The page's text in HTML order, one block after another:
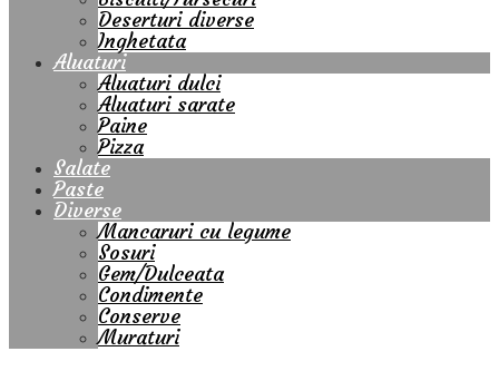
Deserturi diverse
Inghetata
Aluaturi
Aluaturi dulci
Aluaturi sarate
Paine
Pizza
Salate
Paste
Diverse
Mancaruri cu legume
Sosuri
Gem/Dulceata
Condimente
Conserve
Muraturi